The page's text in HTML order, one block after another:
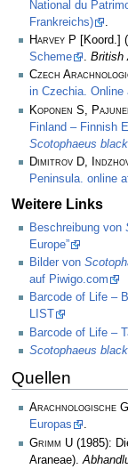
National du
Frankreichs)
.
Harvey P [Koord.]
Scheme
. British
Czech
in Czechia. Online
Koponen S,
Finland – Finnish
Scotophaeus
Dimitrov D,
Peninsula. online
Weitere Links
Beschreibung von
Europe”
Bilder von
auf Piwigo.com
Barcode of Life –
LIST
Barcode of Life –
Scotophaeus
Quellen
Arachnologische
Europas
.
Grimm U (1985):
Araneae).